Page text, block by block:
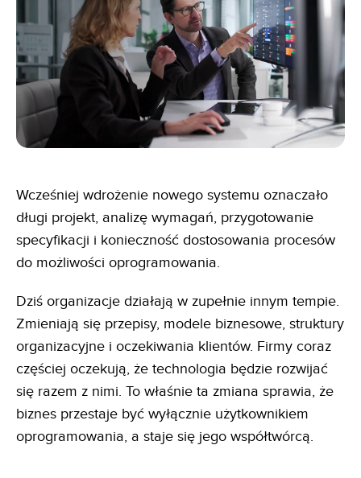
Wcześniej wdrożenie nowego systemu oznaczało
długi projekt, analizę wymagań, przygotowanie
specyfikacji i konieczność dostosowania procesów
do możliwości oprogramowania.
Dziś organizacje działają w zupełnie innym tempie.
Zmieniają się przepisy, modele biznesowe, struktury
organizacyjne i oczekiwania klientów. Firmy coraz
częściej oczekują, że technologia będzie rozwijać
się razem z nimi. To właśnie ta zmiana sprawia, że
biznes przestaje być wyłącznie użytkownikiem
oprogramowania, a staje się jego współtwórcą.